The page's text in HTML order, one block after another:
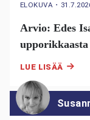
ELOKUVA ・
Arvio: Edes
LUE LISÄÄ